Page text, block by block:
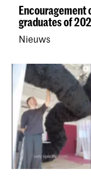
Encouragement
graduates of
Nieuws